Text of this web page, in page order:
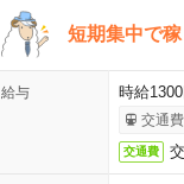
短期集中で
給与 時給
交通
交通費